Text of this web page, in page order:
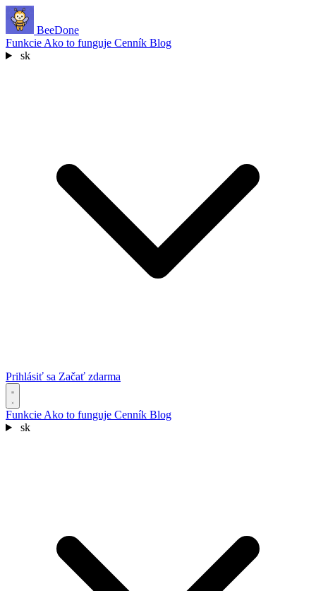
BeeDone
Funkcie Ako to funguje Cenník Blog
sk
Prihlásiť sa Začať zdarma
Funkcie Ako to funguje Cenník Blog
sk